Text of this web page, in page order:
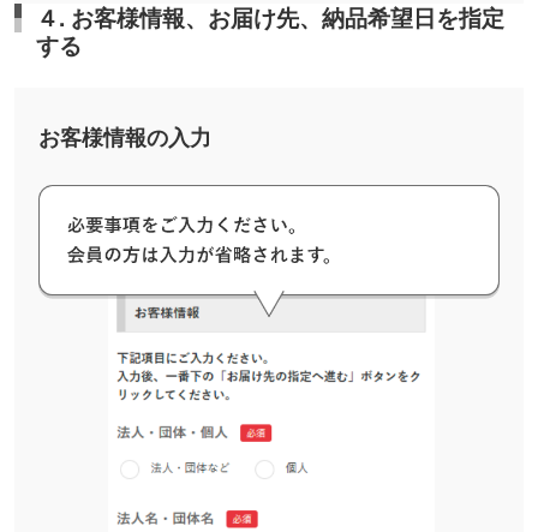
４. お客様情報、お届け先、納品希望日を指定
する
お客様情報の入力